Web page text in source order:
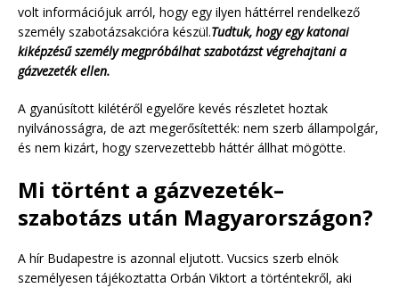
volt információjuk arról, hogy egy ilyen háttérrel rendelkező
személy szabotázsakcióra készül.Tudtuk, hogy egy katonai
kiképzésű személy megpróbálhat szabotázst végrehajtani a
gázvezeték ellen.
A gyanúsított kilétéről egyelőre kevés részletet hoztak
nyilvánosságra, de azt megerősítették: nem szerb állampolgár,
és nem kizárt, hogy szervezettebb háttér állhat mögötte.
Mi történt a gázvezeték–
szabotázs után Magyarországon?
A hír Budapestre is azonnal eljutott. Vucsics szerb elnök
személyesen tájékoztatta Orbán Viktort a történtekről, aki